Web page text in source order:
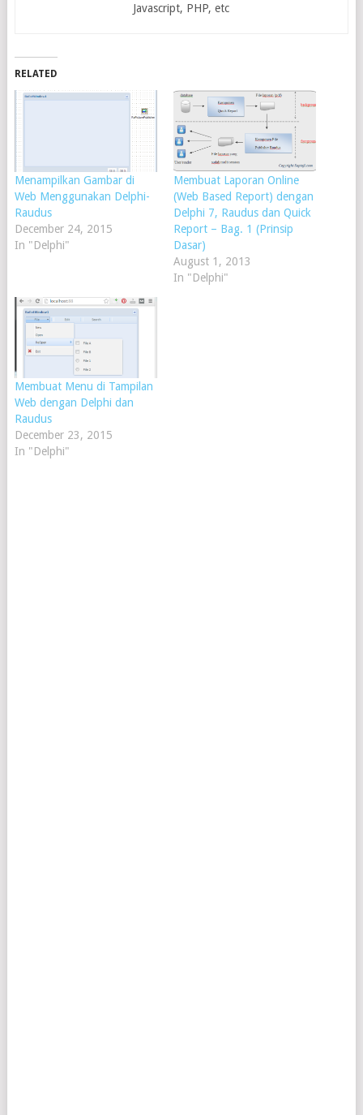
Javascript, PHP, etc
RELATED
Menampilkan Gambar di
Web Menggunakan Delphi-
Raudus
December 24, 2015
In "Delphi"
Membuat Laporan Online
(Web Based Report) dengan
Delphi 7, Raudus dan Quick
Report – Bag. 1 (Prinsip
Dasar)
August 1, 2013
In "Delphi"
Membuat Menu di Tampilan
Web dengan Delphi dan
Raudus
December 23, 2015
In "Delphi"